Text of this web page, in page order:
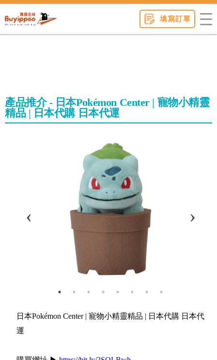
填寫訂單
產品推介 - 日本Pokémon Center | 寵物小精靈
精品 | 日本代購 日本代運
日本Pokémon Center | 寵物小精靈精品 | 日本代購 日本代
運